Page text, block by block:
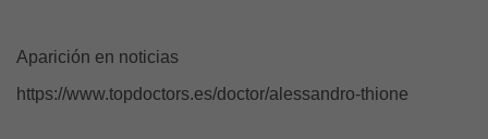
Aparición en noticias
https://www.topdoctors.es/doctor/alessandro-thione